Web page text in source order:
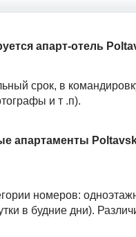
апарт-отель
срок, в
и т .п).
апартаменты
номеров:
в будние дни).